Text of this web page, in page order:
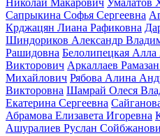
Николай Макарович Умалатов
Сапрыкина Софья Сергеевна
Крджацян Лиана Рафиковна
Шиндориков Александр
Рашидовна Белолипецкая Алла
Викторович Аркаллаев
Михайлович Рябова Алина
Викторовна Шамрай Олеся
Екатерина Сергеевна
Абрамова Елизавета Игоревна
Ашуралиев Руслан